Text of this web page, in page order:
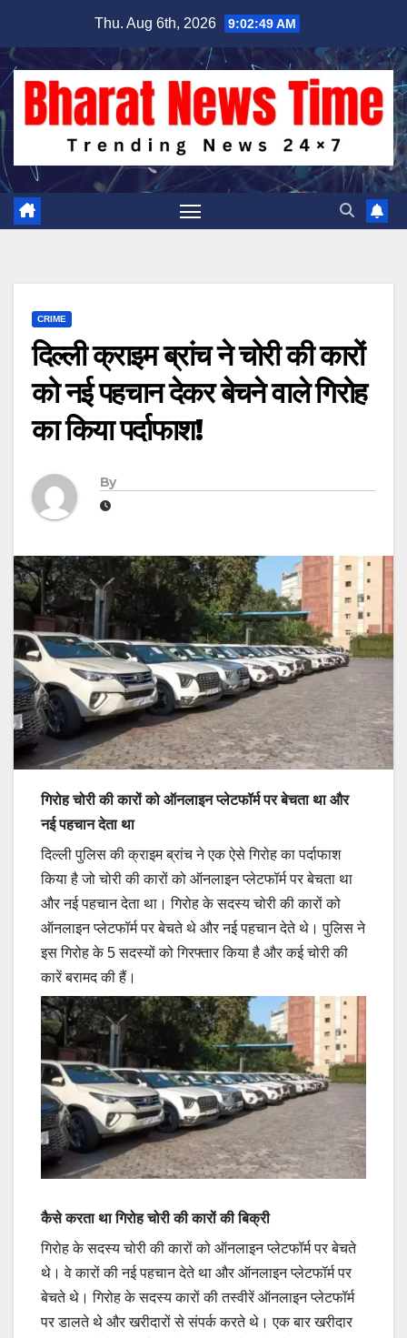
content
Thu. Aug 6th, 2026 9:02:50 AM
CRIME
दिल्ली क्राइम ब्रांच ने चोरी की कारों
को नई पहचान देकर बेचने वाले गिरोह
का किया पर्दाफाश!
By
गिरोह चोरी की कारों को ऑनलाइन प्लेटफॉर्म पर बेचता था और
नई पहचान देता था
दिल्ली पुलिस की क्राइम ब्रांच ने एक ऐसे गिरोह का पर्दाफाश
किया है जो चोरी की कारों को ऑनलाइन प्लेटफॉर्म पर बेचता था
और नई पहचान देता था। गिरोह के सदस्य चोरी की कारों को
ऑनलाइन प्लेटफॉर्म पर बेचते थे और नई पहचान देते थे। पुलिस ने
इस गिरोह के 5 सदस्यों को गिरफ्तार किया है और कई चोरी की
कारें बरामद की हैं।
कैसे करता था गिरोह चोरी की कारों की बिक्री
गिरोह के सदस्य चोरी की कारों को ऑनलाइन प्लेटफॉर्म पर बेचते
थे। वे कारों की नई पहचान देते था और ऑनलाइन प्लेटफॉर्म पर
बेचते थे। गिरोह के सदस्य कारों की तस्वीरें ऑनलाइन प्लेटफॉर्म
पर डालते थे और खरीदारों से संपर्क करते थे। एक बार खरीदार